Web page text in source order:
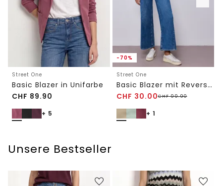
Street One
Basic Blazer in Unifarbe
CHF 89.90
+ 5
-70%
Street One
Basic Blazer mit Reverskragen
CHF 30.00CHF99.90
+ 1
Unsere Bestseller